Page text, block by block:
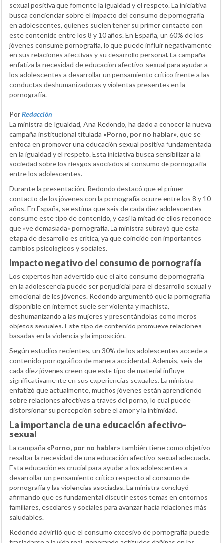
sexual positiva que fomente la igualdad y el respeto. La iniciativa
busca concienciar sobre el impacto del consumo de pornografía
en adolescentes, quienes suelen tener su primer contacto con
este contenido entre los 8 y 10 años. En España, un 60% de los
jóvenes consume pornografía, lo que puede influir negativamente
en sus relaciones afectivas y su desarrollo personal. La campaña
enfatiza la necesidad de educación afectivo-sexual para ayudar a
los adolescentes a desarrollar un pensamiento crítico frente a las
conductas deshumanizadoras y violentas presentes en la
pornografía.
PorRedacción
La ministra de Igualdad, Ana Redondo, ha dado a conocer la nueva
campaña institucional titulada «Porno, por no hablar», que se
enfoca en promover una educación sexual positiva fundamentada
en la igualdad y el respeto. Esta iniciativa busca sensibilizar a la
sociedad sobre los riesgos asociados al consumo de pornografía
entre los adolescentes.
Durante la presentación, Redondo destacó que el primer
contacto de los jóvenes con la pornografía ocurre entre los 8 y 10
años. En España, se estima que seis de cada diez adolescentes
consume este tipo de contenido, y casi la mitad de ellos reconoce
que «ve demasiada» pornografía. La ministra subrayó que esta
etapa de desarrollo es crítica, ya que coincide con importantes
cambios psicológicos y sociales.
Impacto negativo del consumo de pornografía
Los expertos han advertido que el alto consumo de pornografía
en la adolescencia puede ser perjudicial para el desarrollo sexual y
emocional de los jóvenes. Redondo argumentó que la pornografía
disponible en internet suele ser violenta y machista,
deshumanizando a las mujeres y presentándolas como meros
objetos sexuales. Este tipo de contenido promueve relaciones
basadas en la violencia y la imposición.
Según estudios recientes, un 30% de los adolescentes accede a
contenido pornográfico de manera accidental. Además, seis de
cada diez jóvenes creen que este tipo de material influye
significativamente en sus experiencias sexuales. La ministra
enfatizó que actualmente, muchos jóvenes están aprendiendo
sobre relaciones afectivas a través del porno, lo cual puede
distorsionar su percepción sobre el amor y la intimidad.
La importancia de una educación afectivo-
sexual
La campaña «Porno, por no hablar»también tiene como objetivo
resaltar la necesidad de una educación afectivo-sexual adecuada.
Esta educación es crucial para ayudar a los adolescentes a
desarrollar un pensamiento crítico respecto al consumo de
pornografía y las violencias asociadas. La ministra concluyó
afirmando que es fundamental discutir estos temas en entornos
familiares, escolares y sociales para avanzar hacia relaciones más
saludables.
Redondo advirtió que el consumo excesivo de pornografía puede